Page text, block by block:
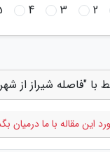
2
3
4
با "فاصله شیراز از
این مقاله با ما درمیان